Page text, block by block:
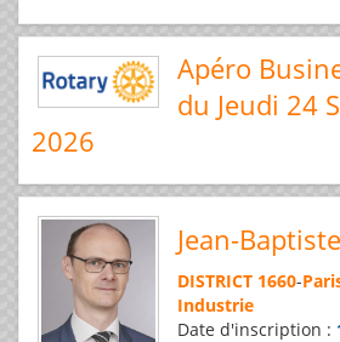
Apéro
du Jeudi 24
2026
Jean-
DISTRICT 1660-
Industrie
Date d'inscription :